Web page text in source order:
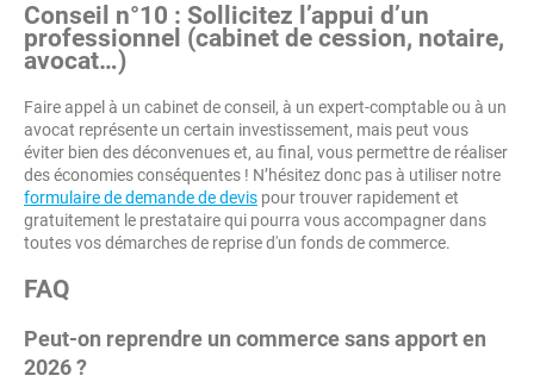
Conseil n°10 : Sollicitez l’appui d’un
professionnel (cabinet de cession, notaire,
avocat…)
Faire appel à un cabinet de conseil, à un expert-comptable ou à un
avocat représente un certain investissement, mais peut vous
éviter bien des déconvenues et, au final, vous permettre de réaliser
des économies conséquentes ! N’hésitez donc pas à utiliser notre
formulaire de demande de devis pour trouver rapidement et
gratuitement le prestataire qui pourra vous accompagner dans
toutes vos démarches de reprise d'un fonds de commerce.
FAQ
Peut-on reprendre un commerce sans apport en
2026 ?